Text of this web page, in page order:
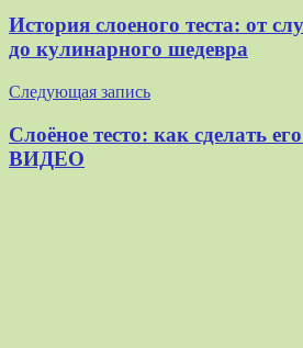
по
записям
История слоеного теста: от
до кулинарного шедевра
Следующая запись
Слоёное тесто: как сделать
ВИДЕО